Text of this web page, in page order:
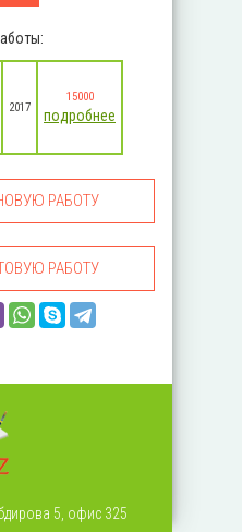
2017
15000
подробнее
РАБОТУ
РАБОТУ
5, офис 325